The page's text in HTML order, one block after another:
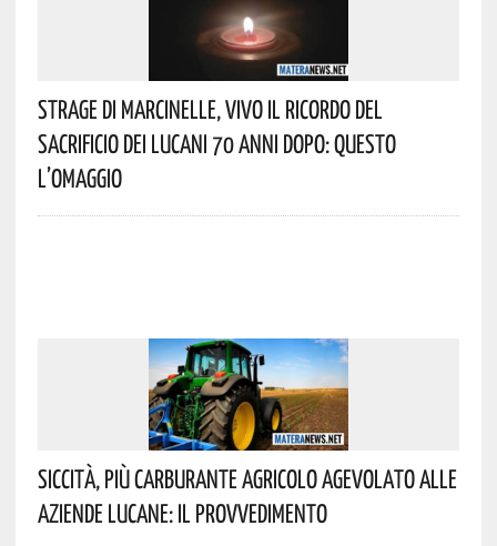
Strage Di Marcinelle, Vivo Il Ricordo Del
Sacrificio Dei Lucani 70 Anni Dopo: Questo
L’omaggio
Siccità, Più Carburante Agricolo Agevolato Alle
Aziende Lucane: Il Provvedimento